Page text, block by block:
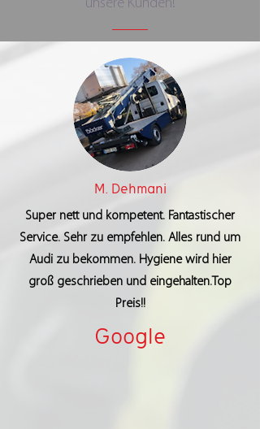
unsere Kunden!
M. Dehmani
Super nett und kompetent. Fantastischer
Service. Sehr zu empfehlen. Alles rund um
Audi zu bekommen. Hygiene wird hier
groß geschrieben und eingehalten.Top
Preis!!
Google